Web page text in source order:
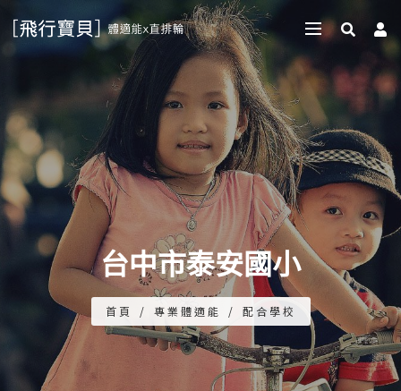
台中市泰安國小
首頁 / 專業體適能 / 配合學校